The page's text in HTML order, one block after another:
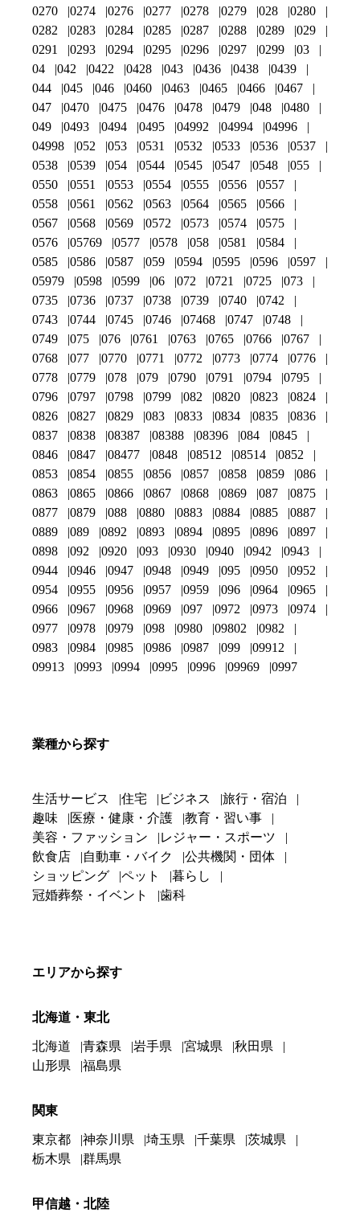
0270 0274 0276 0277 0278 0279 028
0280
0282
0283 0284 0285 0287 0288 0289
029
0291
0293 0294 0295 0296 0297 0299
03
04
042 0422 0428 043 0436 0438
0439
044
045 046 0460 0463 0465 0466
0467
047
0470 0475 0476 0478 0479 048
0480
049
0493 0494 0495 04992 04994
04996
04998
052 053 0531 0532 0533 0536
0537
0538
0539 054 0544 0545 0547 0548
055
0550
0551 0553 0554 0555 0556
0557
0558
0561 0562 0563 0564 0565
0566
0567
0568 0569 0572 0573 0574
0575
0576
05769 0577 0578 058 0581
0584
0585
0586 0587 059 0594 0595 0596
0597
05979
0598 0599 06 072 0721 0725
073
0735
0736 0737 0738 0739 0740
0742
0743
0744 0745 0746 07468 0747
0748
0749
075 076 0761 0763 0765 0766
0767
0768
077 0770 0771 0772 0773 0774
0776
0778
0779 078 079 0790 0791 0794
0795
0796
0797 0798 0799 082 0820 0823
0824
0826
0827 0829 083 0833 0834 0835
0836
0837
0838 08387 08388 08396 084
0845
0846
0847 08477 0848 08512 08514
0852
0853
0854 0855 0856 0857 0858 0859
086
0863
0865 0866 0867 0868 0869 087
0875
0877
0879 088 0880 0883 0884 0885
0887
0889
089 0892 0893 0894 0895 0896
0897
0898
092 0920 093 0930 0940 0942
0943
0944
0946 0947 0948 0949 095 0950
0952
0954
0955 0956 0957 0959 096 0964
0965
0966
0967 0968 0969 097 0972 0973
0974
0977
0978 0979 098 0980 09802
0982
0983
0984 0985 0986 0987 099
09912
09913
0993 0994 0995 0996 09969 0997
業種から探す
生活サービス 住宅 ビジネス
旅行・宿泊
趣味
医療・健康・介護
教育・習い事
美容・ファッション
レジャー・スポーツ
飲食店
自動車・バイク
公共機関・団体
ショッピング
ペット
暮らし
冠婚葬祭・イベント
歯科
エリアから探す
北海道・東北
北海道 青森県 岩手県 宮城県
秋田県
山形県
福島県
関東
東京都 神奈川県 埼玉県 千葉県
茨城県
栃木県
群馬県
甲信越・北陸